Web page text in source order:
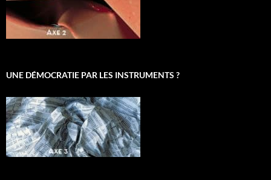
UNE DÉMOCRATIE PAR LES INSTRUMENTS ?